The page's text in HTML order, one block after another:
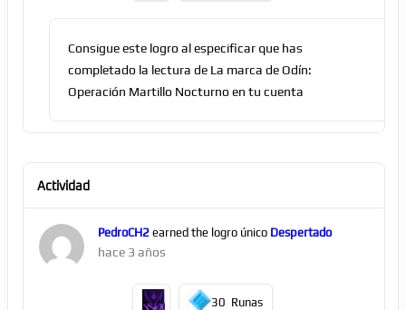
Consigue este logro al especificar que has
completado la lectura de La marca de Odín:
Operación Martillo Nocturno en tu cuenta
Actividad
PedroCH2earned the logro único Despertado
hace 3 años
30 Runas